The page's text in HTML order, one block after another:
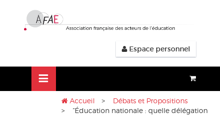
contenu
Espace personnel
Accueil > Débats et Propositions
> “Éducation nationale : quelle délégation